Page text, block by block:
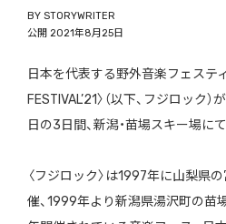
BY STORYWRITER
公開 2021年8月25日
日本を代表する野外音楽フェステ
FESTIVAL’21〉（以下、フジロック
日の3日間、新潟・苗場スキー場に
〈フジロック〉は1997年に山梨県
催、1999年より新潟県湯沢町の苗